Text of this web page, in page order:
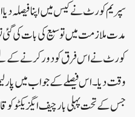
سپریم کورٹ نے کیس میں اپنا فیصلہ
مدت ملازمت میں توسیع کی بات کی گئی
کورٹ نے اس فرق کو دور کرنے کے لیے
وقت دیا۔اس فیصلے کے جواب میں
جس کے تحت پہلی بار چیف ایگزیکٹو